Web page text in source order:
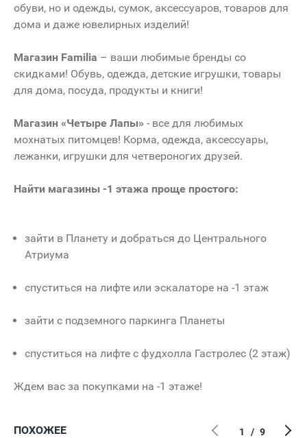
обуви, но и одежды, сумок, аксессуаров, товаров для
дома и даже ювелирных изделий!
Магазин Familia – ваши любимые бренды со
скидками! Обувь, одежда, детские игрушки, товары
для дома, посуда, продукты и книги!
Магазин «Четыре Лапы» - все для любимых
мохнатых питомцев! Корма, одежда, аксессуары,
лежанки, игрушки для четвероногих друзей.
Найти магазины -1 этажа проще простого:
зайти в Планету и добраться до Центрального
Атриума
спуститься на лифте или эскалаторе на -1 этаж
зайти с подземного паркинга Планеты
спуститься на лифте с фудхолла Гастролес (2 этаж)
Ждем вас за покупками на -1 этаже!
ПОХОЖЕЕ 1 / 9